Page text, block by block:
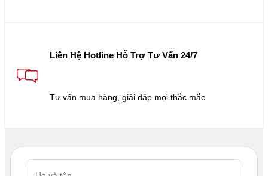
Liên Hệ Hotline Hỗ Trợ Tư Vấn 24/7
Tư vấn mua hàng, giải đáp mọi thắc mắc